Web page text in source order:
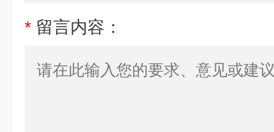
* 留言内容：